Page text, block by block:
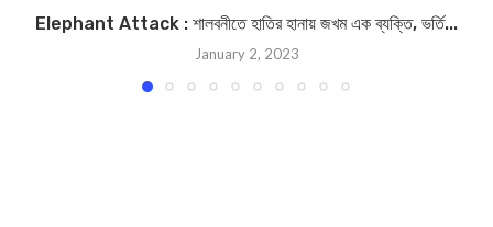
Elephant Attack : শালবনীতে হাতির হানায় জখম এক ব্যক্তি, ভর্তি...
January 2, 2023